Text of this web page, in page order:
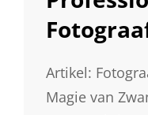
Artikel:
Magie van